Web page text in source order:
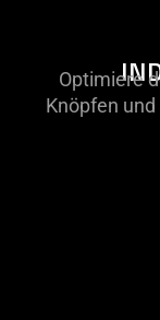
Optimiere
Knöpfen